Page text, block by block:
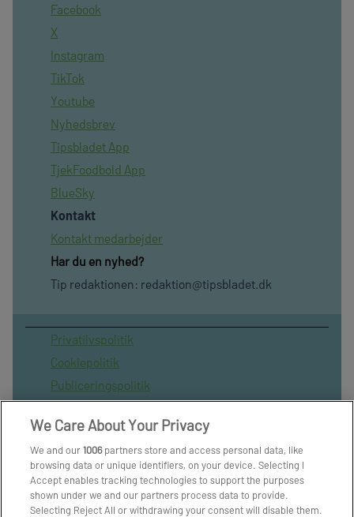
Facebook
X
Instagram
TikTok
Youtube
Nyhedsbrev
Tipsbladet App
TjekFoodbold App
BlueSky
Kontakt
Kontakt medarbejder
Har du en nyhed?
Tip redaktionen: redaktion@tipsbladet.dk
Privatilvspolitik
Cookiepolitik
Publiceringspolitik
Spil ansvarligt
Administrer samtykke
Arkiv
Om os
We Care About Your Privacy
We and our1006partners store and access personal data, like
browsing data or unique identifiers, on your device. Selecting I
Accept enables tracking technologies to support the purposes
shown under we and our partners process data to provide.
Selecting Reject All or withdrawing your consent will disable them.